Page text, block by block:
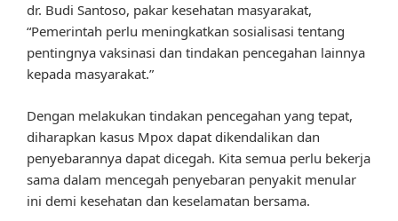
dr. Budi Santoso, pakar kesehatan masyarakat,
“Pemerintah perlu meningkatkan sosialisasi tentang
pentingnya vaksinasi dan tindakan pencegahan lainnya
kepada masyarakat.”
Dengan melakukan tindakan pencegahan yang tepat,
diharapkan kasus Mpox dapat dikendalikan dan
penyebarannya dapat dicegah. Kita semua perlu bekerja
sama dalam mencegah penyebaran penyakit menular
ini demi kesehatan dan keselamatan bersama.